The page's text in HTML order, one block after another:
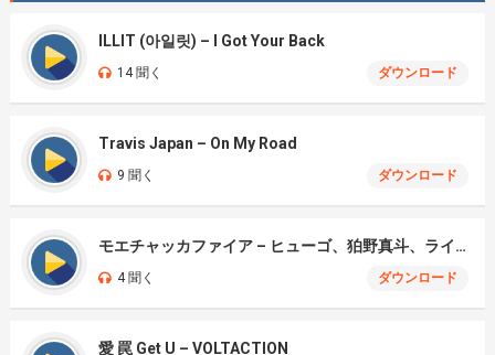
ILLIT (아일릿) – I Got Your Back
14 聞く ダウンロード
Travis Japan – On My Road
9 聞く ダウンロード
モエチャッカファイア – ヒューゴ、狛野真斗、ライト、セヴェリアン (Cover )
4 聞く ダウンロード
愛 罠 Get U – VOLTACTION